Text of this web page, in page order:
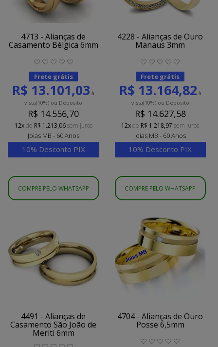
4713 - Alianças de
Casamento Bélgica 6mm
Frete grátis
R$ 13.101,03 à
vista(10%) ou Deposito
R$ 14.556,70
12xde R$ 1.213,06sem juros
Joias MB - 60 Anos
10% Desconto PIX
COMPRE PELO WHATSAPP
4228 - Alianças de Ouro
Manaus 3mm
Frete grátis
R$ 13.164,82 à
vista(10%)ou Deposito
R$ 14.627,58
12xde R$ 1.218,97 sem juros
Joias MB - 60 Anos
10% Desconto PIX
COMPRE PELO WHATSAPP
4491 - Alianças de
Casamento São João de
Meriti 6mm
4704 - Alianças de Ouro
Posse 6,5mm